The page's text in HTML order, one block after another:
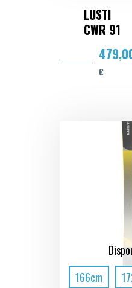
LUSTI
CWR 91
€
166cm